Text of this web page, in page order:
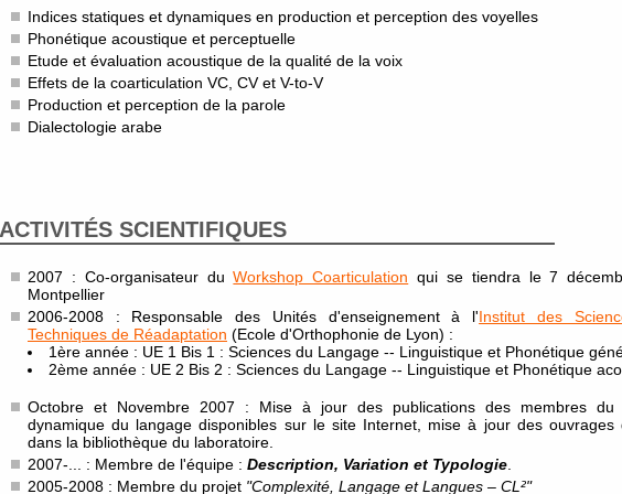
Indices statiques et dynamiques en production et perception des voyelles
Phonétique acoustique et perceptuelle
Etude et évaluation acoustique de la qualité de la voix
Effets de la coarticulation VC, CV et V-to-V
Production et perception de la parole
Dialectologie arabe
ACTIVITÉS SCIENTIFIQUES
2007 : Co-organisateur duWorkshop Coarticulation qui se tiendra le 7
Montpellier
2006-2008 : Responsable des Unités d'enseignement à l'Institut des
Techniques de Réadaptation (Ecole d'Orthophonie de Lyon) :
1ère année : UE 1 Bis 1 : Sciences du Langage -- Linguistique et Phonétique
2ème année : UE 2 Bis 2 : Sciences du Langage -- Linguistique et Phonétique
Octobre et Novembre 2007 : Mise à jour des publications des membres du
dynamique du langage disponibles sur le site Internet, mise à jour des ouvrages
dans la bibliothèque du laboratoire.
2007-... : Membre de l'équipe : Description, Variation et Typologie
2005-2008 : Membre du projet "Complexité, Langage et Langues – CL²"